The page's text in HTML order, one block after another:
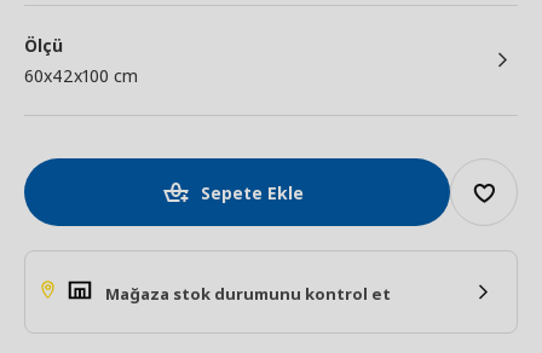
Ölçü
60x42x100 cm
Sepete Ekle
Mağaza stok durumunu kontrol et